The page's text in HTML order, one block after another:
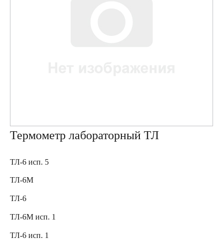
Термометр лабораторный ТЛ
ТЛ-6 исп. 5
ТЛ-6М
ТЛ-6
ТЛ-6М исп. 1
ТЛ-6 исп. 1